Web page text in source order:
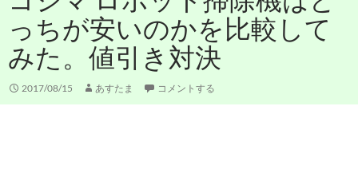
っちが安いのかを比較して
みた。値引き対決
2017/08/15 あすたま コメントする